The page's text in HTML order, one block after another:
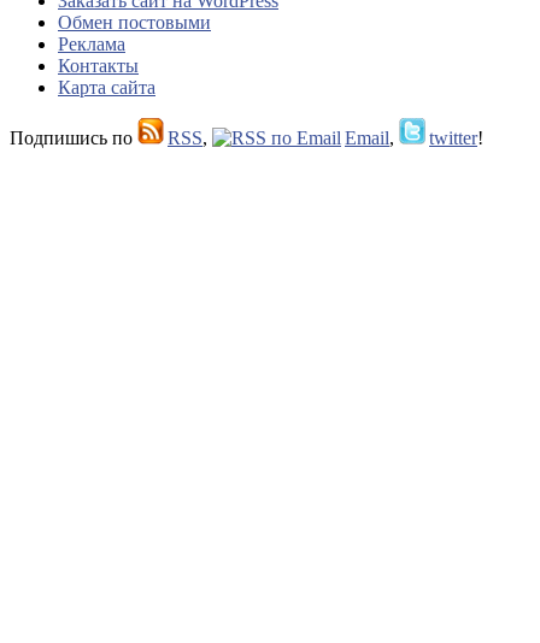
Обмен постовыми
Реклама
Контакты
Карта сайта
Подпишись по RSS, Email, twitter!